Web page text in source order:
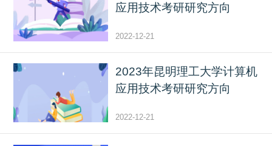
应用技术考研研究方向
2022-12-21
2023年昆明理工大学计算机
应用技术考研研究方向
2022-12-21